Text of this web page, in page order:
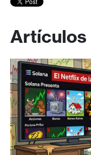
Artículos